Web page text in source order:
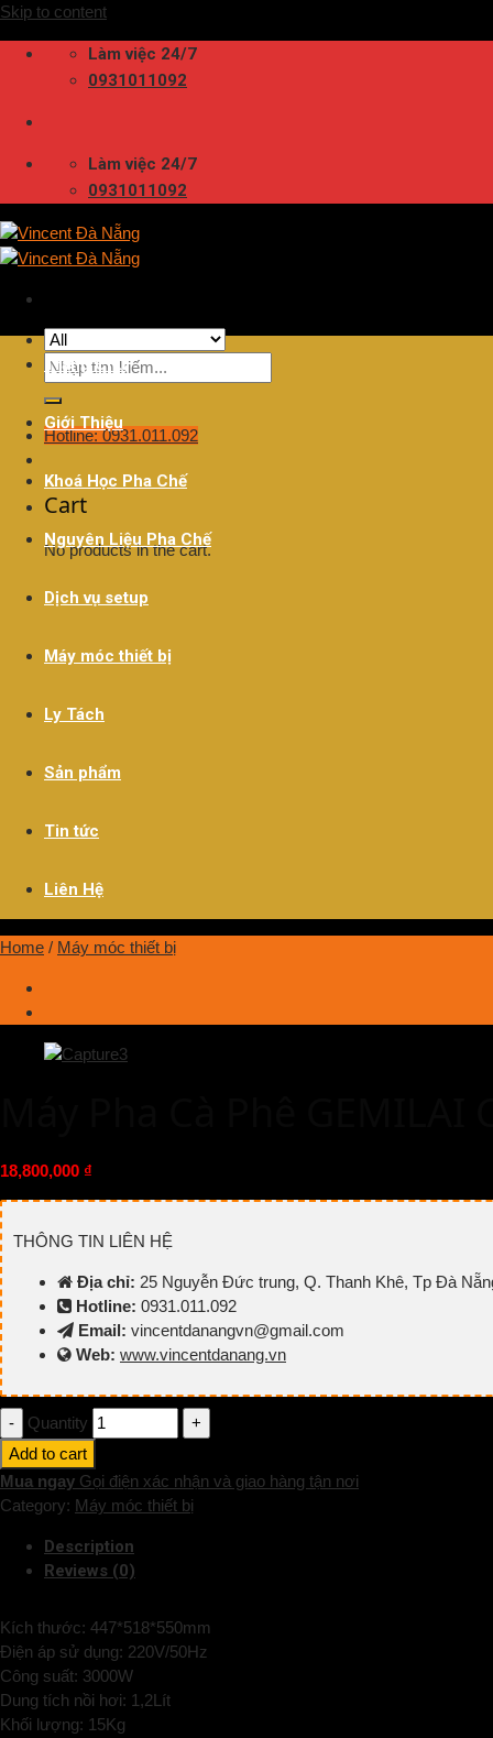
Skip to content
Làm việc 24/7
0931011092
Làm việc 24/7
0931011092
Hotline: 0931.011.092
Cart
No products in the cart.
Trang Chủ
Giới Thiệu
Khoá Học Pha Chế
Nguyên Liệu Pha Chế
Dịch vụ setup
Máy móc thiết bị
Ly Tách
Sản phẩm
Tin tức
Liên Hệ
Home / Máy móc thiết bị
18,800,000 ₫
THÔNG TIN LIÊN HỆ
Địa chỉ: 25 Nguyễn Đức trung, Q. Thanh Khê, Tp Đà
Hotline: 0931.011.092
Email: vincentdanangvn@gmail.com
Web: www.vincentdanang.vn
Quantity
Add to cart
Mua ngay Gọi điện xác nhận và giao hàng tận nơi
Category: Máy móc thiết bị
Description
Reviews (0)
Kích thước: 447*518*550mm
Điện áp sử dụng: 220V/50Hz
Công suất: 3000W
Dung tích nồi hơi: 1,2Lít
Khối lượng: 15Kg